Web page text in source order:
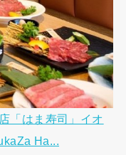
「はま寿司」イオ
Ha...